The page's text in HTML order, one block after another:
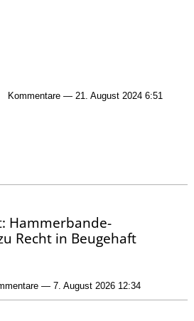
Kommentare — 21. August 2024 6:51
Hammerbande-
Recht in Beugehaft
— 7. August 2026 12:34